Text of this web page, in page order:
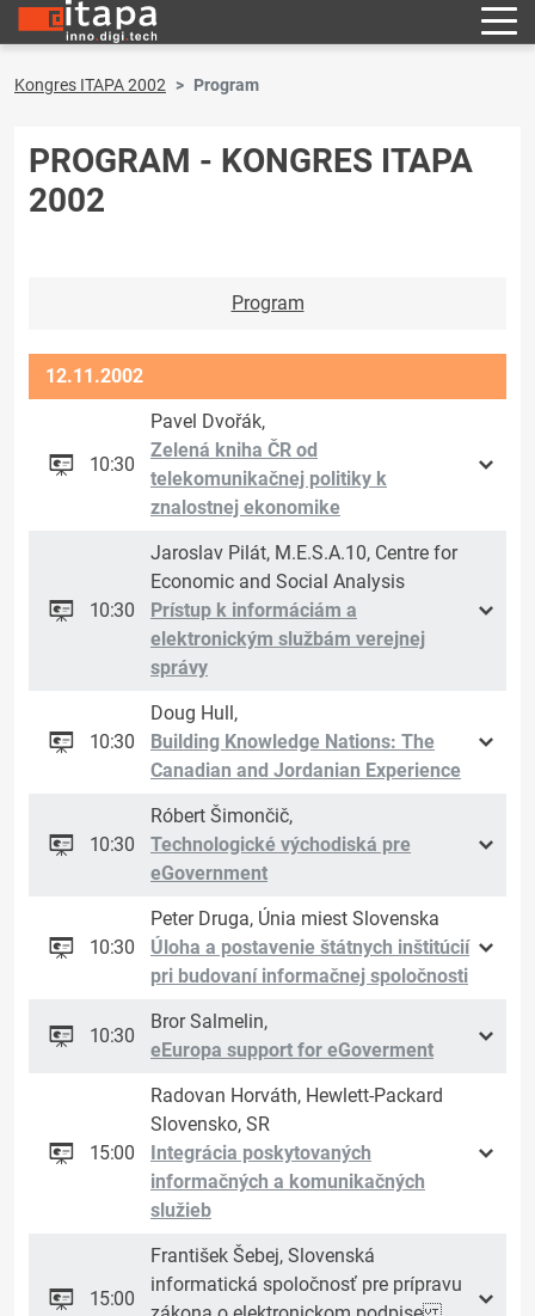
Kongres ITAPA 2002 Program
PROGRAM - KONGRES ITAPA
2002
Program
12.11.2002
10:30
Pavel Dvořák,
Zelená kniha ČR od
telekomunikačnej politiky k
znalostnej ekonomike
10:30
Jaroslav Pilát, M.E.S.A.10, Centre for
Economic and Social Analysis
Prístup k informáciám a
elektronickým službám verejnej
správy
10:30
Doug Hull,
Building Knowledge Nations: The
Canadian and Jordanian Experience
10:30
Róbert Šimončič,
Technologické východiská pre
eGovernment
10:30
Peter Druga, Únia miest Slovenska
Úloha a postavenie štátnych inštitúcií
pri budovaní informačnej spoločnosti
10:30
Bror Salmelin,
eEuropa support for eGoverment
15:00
Radovan Horváth, Hewlett-Packard
Slovensko, SR
Integrácia poskytovaných
informačných a komunikačných
služieb
15:00
František Šebej, Slovenská
informatická spoločnosť pre prípravu